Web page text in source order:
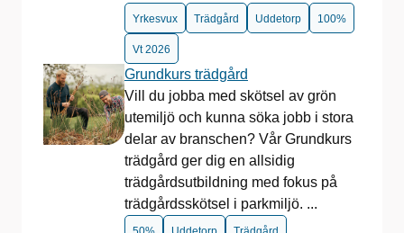
Yrkesvux Trädgård Uddetorp 100%
Vt 2026
Grundkurs trädgård
Vill du jobba med skötsel av grön
utemiljö och kunna söka jobb i stora
delar av branschen? Vår Grundkurs
trädgård ger dig en allsidig
trädgårdsutbildning med fokus på
trädgårdsskötsel i parkmiljö. ...